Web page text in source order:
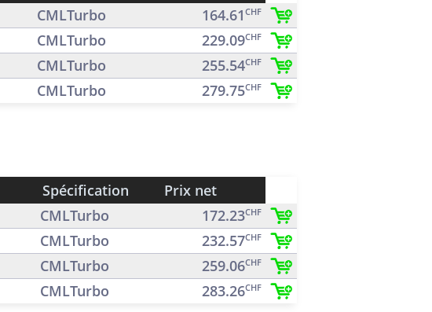
CMLTurbo 164.61 CHF
CMLTurbo 229.09CHF
CMLTurbo 255.54CHF
CMLTurbo 279.75CHF
Spécification
Prix net
CMLTurbo 172.23CHF
CMLTurbo 232.57CHF
CMLTurbo 259.06CHF
CMLTurbo 283.26CHF